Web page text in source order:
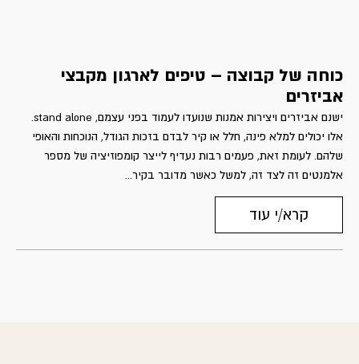
כוחה של קבוצה – טיפים לארגון מקבצי
אביזרים
ישנם אביזרים ויצירות אמנות שנועדו לעמוד בפני עצמם, stand alone.
אלו יכולים למלא פינה, חלל או קיר לבדם בזכות הגודל, הנוכחות והאופי
שלהם. לעומת זאת, פעמים רבות נעדיף לייצר קומפוזיציה של מספר
אלמנטים זה לצד זה, למשל כאשר מדובר בקיר...
קרא/י עוד